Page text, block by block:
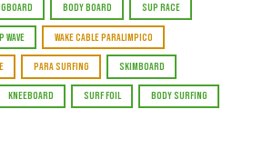
BODY BOARD SUP RACE
WAVE WAKE CABLE PARALIMPICO
PARA SURFING SKIMBOARD
KNEEBOARD SURF FOIL BODY SURFING